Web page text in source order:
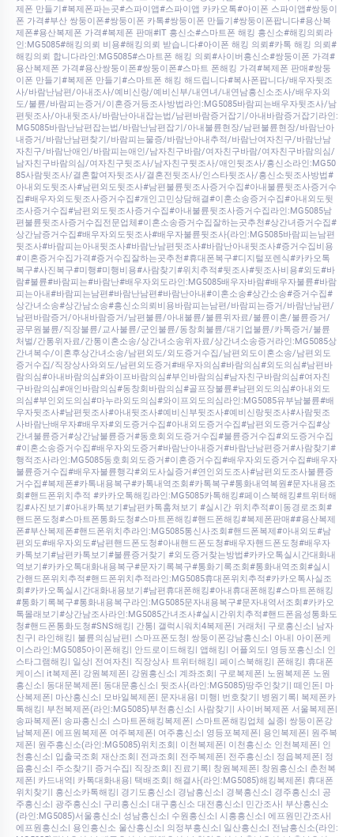
제폰 만들기#복제폰파는곳#스파이앱#스파이앱 카카오톡#아이폰 스파이앱#쌍둥이
폰 가격#부산 쌍둥이폰#쌍둥이폰 카톡#쌍둥이폰 만들기#쌍둥이폰팝니다#용산복
제폰#용산복제폰 가격#복제폰 판매#IT 흥신소#스마트폰 해킹 흥신소#해킹의뢰라
인:MG5085#해킹의뢰 비용#해킹의뢰 받습니다#아이폰 해킹 의뢰#카톡 해킹 의뢰#
해킹의뢰 합니다라인:MG5085#스마트폰 해킹 의뢰#사이버흥신소#쌍둥이폰 가격#
용산복제폰 가격#용산쌍둥이폰#쌍둥이폰#스마트 폰해킹 가격#복제폰 판매#쌍둥
이폰 만들기#복제폰 만들기#스마트폰 해킹 해드립니다#복사폰팝니다/배우자뒷조
사/바람난남편/아내조사/예비신랑/예비신부/내연녀/내연남흥신소조사/배우자외
도/불륜/바람피는증거/이혼증거등조사방법라인:MG5085바람피는배우자뒷조사/남
편뒷조사/아내뒷조사/바람난아내잡는법/남편바람증거잡기/아내바람증거잡기라인:
MG5085바람난남편잡는법/바람난남편잡기/아내불륜현장/남편불륜현장/바람난아
내증거/바람난남편찾기/바람피는물증/바람난아내추적/바람난여자친구/바람난남
자친구/바람난애인/바람피는애인/남자친구바람/여자친구바람/여자친구바람의심/
남자친구바람의심/여자친구뒷조사/남자친구뒷조사/애인뒷조사/흥신소라인:MG50
85사람뒷조사/결혼할여자뒷조사/결혼전뒷조사/인스타뒷조사/흥신소뒷조사방법#
아내외도뒷조사#남편외도뒷조사#남편불륜뒷조사증거수집#아내불륜뒷조사증거수
집#배우자외도뒷조사증거수집#개인고민상담해결#이혼소송증거수집#아내외도뒷
조사증거수집#남편외도뒷조사증거수집#아내불륜뒷조사증거수집라인:MG5085남
편불륜뒷조사증거수집전문업체#이혼소송증거수집잘하는곳추천#상간녀증거수집#
상간남증거수집#배우자외도뒷조사#배우자불륜뒷조사(라인:MG5085바람피는남편
뒷조사#바람피는아내뒷조사#바람난남편뒷조사#바람난아내뒷조사#증거수집비용
#이혼증거수집가격#증거수집잘하는곳추천#휴대폰복구#디지털포렌식#카카오톡
복구#사진복구#미행#미행비용#사람찾기#위치추적#뒷조사#뒷조사비용#외도#바
람#불륜#바람피는#바람난#배우자외도라인:MG5085배우자바람#배우자불륜#바람
피는아내#바람피는남편#바람난남편#바람난아내#이혼소송#상간소송#증거수집#
상간녀소송#상간남소송#흥신소의뢰비용바람피는남편/바람피는증거/바람난남편/
남편바람증거/아내바람증거/남편불륜/아내불륜/불륜위자료/불륜이혼/불륜증거/
공무원불륜/직장불륜/교사불륜/군인불륜/동창회불륜/대기업불륜/카톡증거/불륜
처벌/간통위자료/간통이혼소송/상간녀소송위자료/상간녀소송증거라인:MG5085상
간녀복수/이혼후상간녀소송/남편외도/외도증거수집/남편외도이혼소송/남편외도
증거수집/직장상사와외도/남편외도증거#배우자의심#바람의심#외도의심#남편바
람의심#아내바람의심#와이프바람의심#부인바람의심#남자친구바람의심#여자친
구바람의심#애인바람의심#동창회바람의심#골프장불륜#남편외도의심#아내외도
의심#부인외도의심#마누라외도의심#와이프외도의심라인:MG5085유부남불륜#배
우자뒷조사#남편뒷조사#아내뒷조사#예비신부뒷조사#예비신랑뒷조사#사람뒷조
사바람난배우자#배우자#외도증거수집#아내외도증거수집#남편외도증거수집#상
간녀불륜증거#상간남불륜증거#동호회외도증거수집#불륜증거수집#외도증거수집
#이혼소송증거수집#배우자외도증거#바람난아내증거#바람난남편증거#사람찾기#
행적조사라인:MG5085동호회외도증거#이혼증거수집#배우자외도증거수집#배우자
불륜증거수집#배우자불륜행각#외도사실증거#연인외도조사#남편외도조사불륜증
거수집#복제폰#카톡내용복구#카톡내역조회#카톡복구#통화내역복원#문자내용조
회#핸드폰위치추적 #카카오톡해킹라인:MG5085카톡해킹#페이스북해킹#트위터해
킹#사진보기#아내카톡보기#남편카톡훔쳐보기 #실시간 위치추적#이동경로조회#
핸드폰도청#스마트폰통화도청#스마트폰해킹#핸드폰해킹#복제폰판매##용산복제
폰#부산복제폰#핸드폰위치추라인:MG5085통신사조회#핸드폰복제#아내외도#남
편외도#배우자외도#남편핸드폰도청#아내핸드폰도청#배우자핸드폰도청#배우자
카톡보기#남편카톡보기#불륜증거찾기 #외도증거찾는방법#카카오톡실시간대화내
역보기#카카오톡대화내용복구#문자기록복구#통화기록조회#통화내역조회#실시
간핸드폰위치추적#핸드폰위치추적라인:MG5085휴대폰위치추적#카카오톡사실조
회#카카오톡실시간대화내용보기#남편휴대폰해킹#아내휴대폰해킹#스마트폰해킹
#통화기록복구#통화내용복구라인:MG5085문자내용복구#문자내역서조회#카카오
톡몰래보기#상간남조사라인:MG5085간녀조사#실시간위치추적#핸드폰음성통화도
청#핸드폰통화도청#SNS해킹| 간통| 갤럭시워치4복제폰| 거래처| 구로흥신소| 남자
친구| 라인해킹| 불륜의심남편| 스마프폰도청| 쌍둥이폰강남흥신소| 아내| 아이폰케
이스라인:MG5085아이폰해킹| 안드로이드해킹| 앱해킹| 어플외도| 영등포흥신소| 인
스타그램해킹| 일상| 전여자친| 직장상사 트위터해킹| 페이스북해킹| 폰해킹| 휴대폰
케이스| it복제폰| 강원복제폰| 강원흥신소| 계좌조회| 구로복제폰| 노원복제폰 노원
흥신소| 동대문복제폰| 동대문흥신소| 뒷조사(라인:MG5085)땅주인찾기| 떼인돈| 마
산복제폰| 마산흥신소| 모바일복제폰| 문자내용| 미행| 번호찾기| 병원기록| 복제폰카
톡해킹| 부천복제폰(라인:MG5085)부천흥신소| 사람찾기| 사이버복제폰 서울복제폰|
송파복제폰| 송파흥신소| 스마트폰해킹복제폰| 스마트폰해킹업체 실종| 쌍둥이폰강
남복제폰| 에프원복제폰 여주복제폰| 여주흥신소| 영등포복제폰| 용인복제폰| 원주복
제폰| 원주흥신소(라인:MG5085)위치조회| 이천복제폰| 이천흥신소 인천복제폰| 인
천흥신소| 입출국조회 재산조회| 전과조회| 전주복제폰| 전주흥신소| 정읍복제폰| 정
읍흥신소| 주소찾기| 증거수집| 직장조회| 진료기록| 창원복제폰| 창원흥신소| 춘천복
제폰| 카드내역| 카톡대화내용| 택배조회| 해결사(라인:MG5085)해킹복제폰| 휴대폰
위치찾기| 흥신소카톡해킹| 경기도흥신소| 경남흥신소| 경북흥신소| 경주흥신소| 공
주흥신소| 광주흥신소| 구리흥신소| 대구흥신소 대전흥신소| 민간조사| 부산흥신소
(라인:MG5085)서울흥신소| 성남흥신소| 수원흥신소| 시흥흥신소| 에프원민간조사|
에프원흥신소| 용인흥신소 울산흥신소| 의정부흥신소| 일산흥신소| 전남흥신소(라인: